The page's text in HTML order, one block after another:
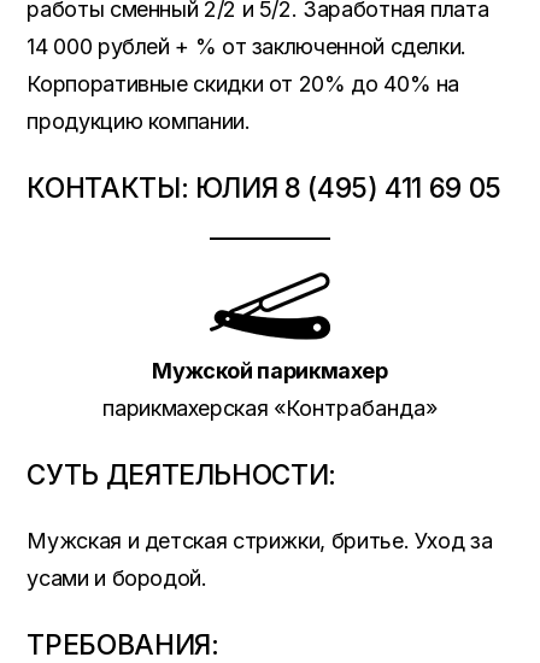
работы сменный 2/2 и 5/2. Заработная плата
14 000 рублей + % от заключенной сделки.
Корпоративные скидки от 20% до 40% на
продукцию компании.
КОНТАКТЫ: ЮЛИЯ 8 (495) 411 69 05
Мужской парикмахер
парикмахерская «Контрабанда»
СУТЬ ДЕЯТЕЛЬНОСТИ:
Мужская и детская стрижки, бритье. Уход за
усами и бородой.
ТРЕБОВАНИЯ: